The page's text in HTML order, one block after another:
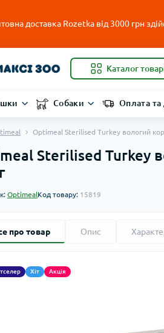
доставка Rozetka від 3000 грн
Каталог
Собаки Оплата та
Optimeal Sterilised Turkey вологий
Sterilised Turkey
OptimealКод товару: 15819
про товар Опис
Хіт Акція